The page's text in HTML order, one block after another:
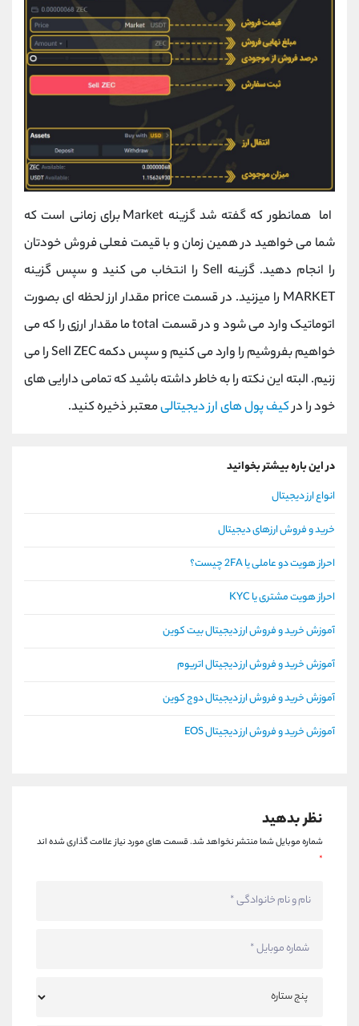
اما همانطور که گفته شد گزینه Market برای زمانی است که
شما می خواهید در همین زمان و با قیمت فعلی فروش خودتان
را انجام دهید. گزینه Sell را انتخاب می کنید و سپس گزینه
MARKET را میزنید. در قسمت price مقدار ارز لحظه ای بصورت
اتوماتیک وارد می شود و در قسمت total ما مقدار ارزی را که می
خواهیم بفروشیم را وارد می کنیم و سپس دکمه Sell ZEC را می
زنیم. البته این نکته را به خاطر داشته باشید که تمامی دارایی های
خود را درکیف پول های ارز دیجیتالیمعتبر ذخیره کنید.
در این باره بیشتر بخوانید
انواع ارز دیجیتال
خرید و فروش ارزهای دیجیتال
احراز هویت دو عاملی یا 2FA چیست؟
احراز هویت مشتری یا KYC
آموزش خرید و فروش ارز دیجیتال بیت کوین
آموزش خرید و فروش ارز دیجیتال اتریوم
آموزش خرید و فروش ارز دیجیتال دوج کوین
آموزش خرید و فروش ارز دیجیتال EOS
نظر بدهید
شماره موبایل شما منتشر نخواهد شد.قسمت های مورد نیاز علامت گذاری شده اند
*